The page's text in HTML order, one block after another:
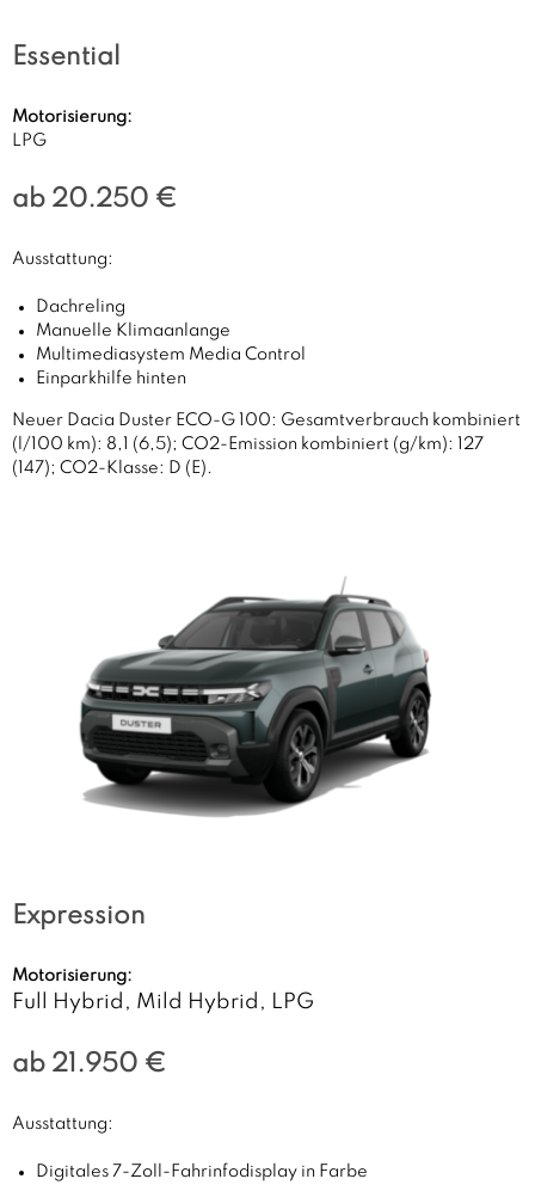
Essential
Motorisierung:
LPG
ab 20.250 €
Ausstattung:
Dachreling
Manuelle Klimaanlange
Multimediasystem Media Control
Einparkhilfe hinten
Neuer Dacia Duster ECO-G 100: Gesamtverbrauch kombiniert
(l/100 km): 8,1 (6,5); CO2-Emission kombiniert (g/km): 127
(147); CO2-Klasse: D (E).
Expression
Motorisierung:
Full Hybrid, Mild Hybrid, LPG
ab 21.950 €
Ausstattung:
Digitales 7-Zoll-Fahrinfodisplay in Farbe